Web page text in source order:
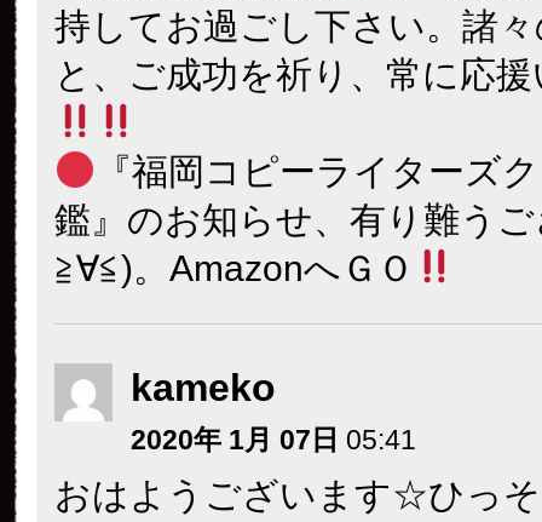
持してお過ごし下さい。諸
と、ご成功を祈り、常に応
『福岡コピーライターズ
鑑』のお知らせ、有り難う
≧∀≦)。AmazonへＧＯ
kameko
2020年 1月 07日 05:41
おはようございます☆ひっ